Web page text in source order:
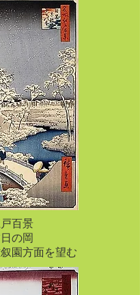
百景
の岡
園方面を望む